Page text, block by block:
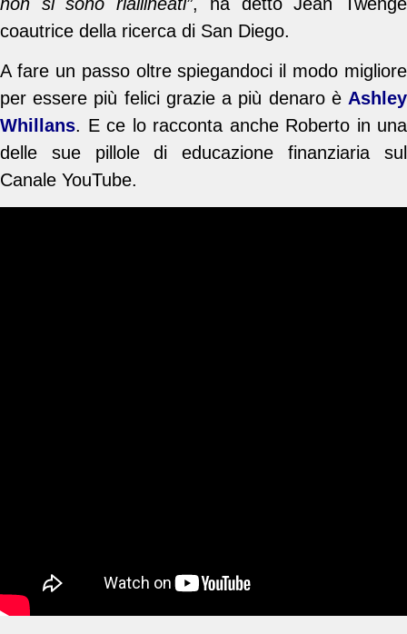
coautrice della ricerca di San Diego.
A fare un passo oltre spiegandoci il modo migliore
per essere più felici grazie a più denaro è Ashley
Whillans. E ce lo racconta anche Roberto in una
delle sue pillole di educazione finanziaria sul
Canale YouTube.